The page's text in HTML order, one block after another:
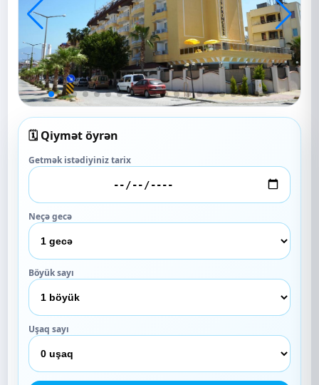
🗓️ Qiymət öyrən
Getmək istədiyiniz tarix
Neçə gecə
Böyük sayı
Uşaq sayı